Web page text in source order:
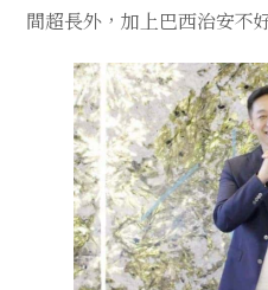
間超長外，加上巴西治安不